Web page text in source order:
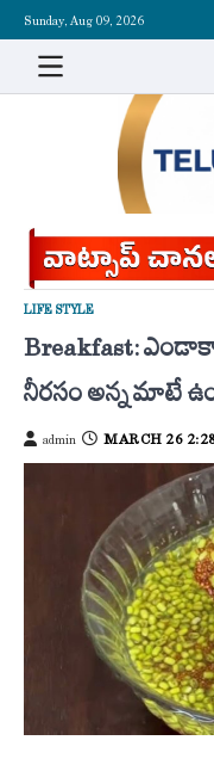
Skip
content
Sunday, Aug 09, 2026
LIFE STYLE
Breakfast:
నీరసం అన్న మాటే
admin MARCH 26